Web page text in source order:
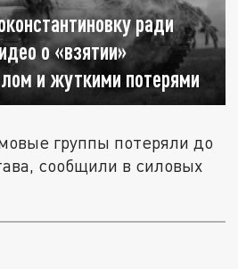
ради
о «взятии»
и жуткими потерями
группы потеряли до
сообщили в силовых